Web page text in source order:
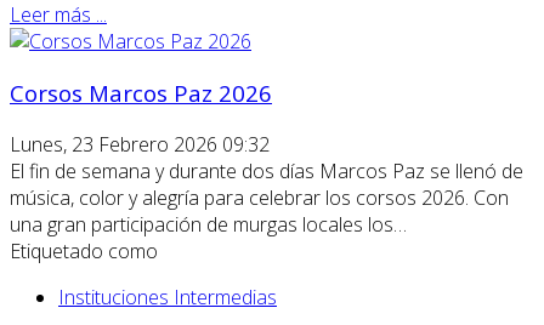
Leer más ...
Corsos Marcos Paz 2026
Lunes, 23 Febrero 2026 09:32
El fin de semana y durante dos días Marcos Paz se llenó de
música, color y alegría para celebrar los corsos 2026. Con
una gran participación de murgas locales los…
Etiquetado como
Instituciones Intermedias